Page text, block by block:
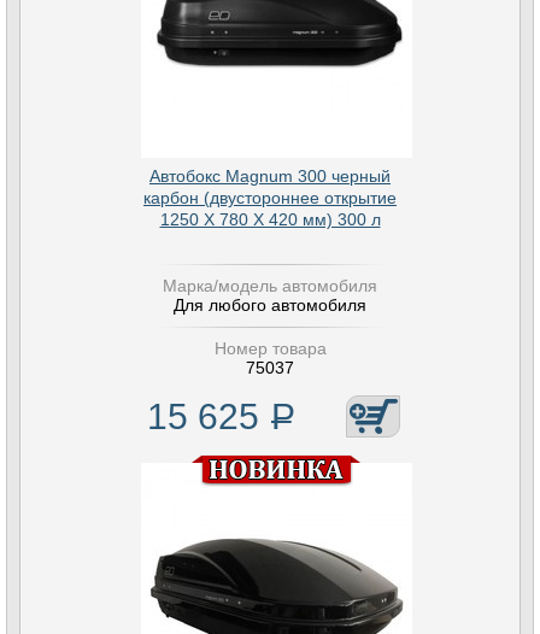
Автобокс Magnum 300 черный
карбон (двустороннее открытие
1250 Х 780 Х 420 мм) 300 л
Марка/модель автомобиля
Для любого автомобиля
Номер товара
75037
15 625 Р